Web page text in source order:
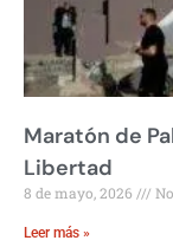
Maratón de
Libertad
8 de mayo, 2026
Leer más »